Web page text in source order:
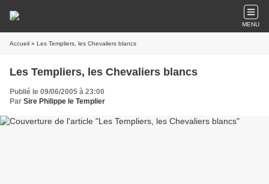
MENU
Accueil » Les Templiers, les Chevaliers blancs
Les Templiers, les Chevaliers blancs
Publié le 09/06/2005 à 23:00
Par Sire Philippe le Templier